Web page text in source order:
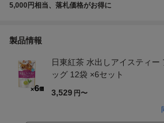
5,000円相当、落札価格がお得に
製品情報
日東紅茶 水出しアイスティー
ッグ 12袋 ×6セット
3,529 円〜